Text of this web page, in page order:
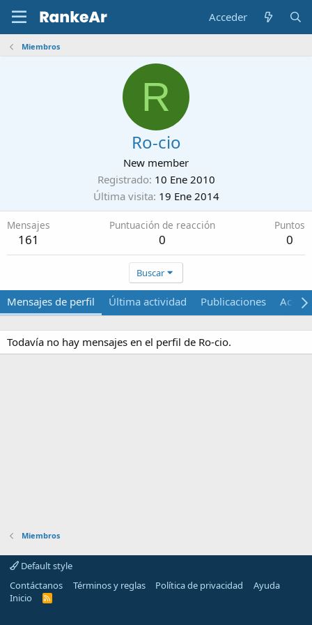
Acceder
Miembros
R
Ro-cio
New member
Registrado 10 Ene 2010
Última visita 19 Ene 2014
Mensajes
161
Puntuación de reacción
0
Puntos
0
Buscar
Mensajes de perfil Última actividad Publicaciones Acerca
Todavía no hay mensajes en el perfil de Ro-cio.
Miembros
Default style
Contáctanos
Términos y reglas Política de privacidad
Ayuda
Inicio
R